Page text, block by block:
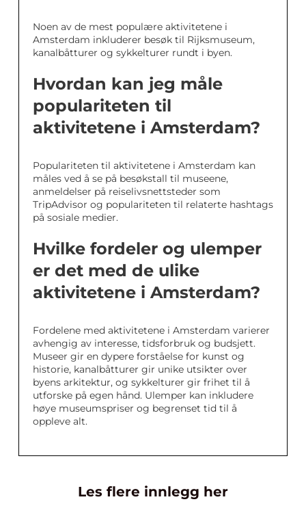
Noen av de mest populære aktivitetene i
Amsterdam inkluderer besøk til Rijksmuseum,
kanalbåtturer og sykkelturer rundt i byen.
Hvordan kan jeg måle
populariteten til
aktivitetene i Amsterdam?
Populariteten til aktivitetene i Amsterdam kan
måles ved å se på besøkstall til museene,
anmeldelser på reiselivsnettsteder som
TripAdvisor og populariteten til relaterte hashtags
på sosiale medier.
Hvilke fordeler og ulemper
er det med de ulike
aktivitetene i Amsterdam?
Fordelene med aktivitetene i Amsterdam varierer
avhengig av interesse, tidsforbruk og budsjett.
Museer gir en dypere forståelse for kunst og
historie, kanalbåtturer gir unike utsikter over
byens arkitektur, og sykkelturer gir frihet til å
utforske på egen hånd. Ulemper kan inkludere
høye museumspriser og begrenset tid til å
oppleve alt.
Les flere innlegg her